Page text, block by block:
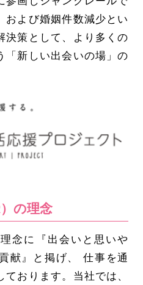
および婚姻件数減少とい
決策として、より多くの
「新しい出会いの場」の
の理念
念に『出会いと思いや
献』と掲げ、 仕事を通
おります。当社では、